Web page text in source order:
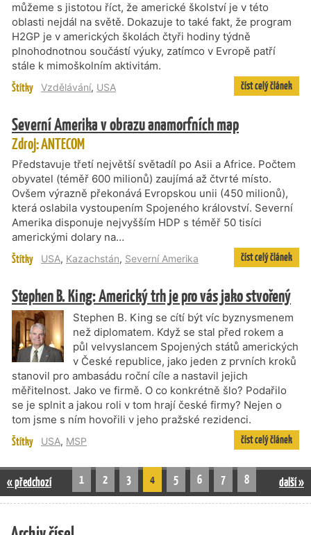
můžeme s jistotou říct, že americké školství je v této
oblasti nejdál na světě. Dokazuje to také fakt, že program
H2GP je v amerických školách čtyři hodiny týdně
plnohodnotnou součástí výuky, zatímco v Evropě patří
stále k mimoškolním aktivitám.
Štítky Vzdělávání, USA číst celý článek
Severní Amerika v obrazu anamorfních map
Zdroj: ANTECOM
Představuje třetí největší světadíl po Asii a Africe. Počtem
obyvatel (téměř 600 milionů) zaujímá až čtvrté místo.
Ovšem výrazně překonává Evropskou unii (450 milionů),
která oslabila vystoupením Spojeného království. Severní
Amerika disponuje nejvyšším HDP s téměř 50 tisíci
americkými dolary na…
Štítky USA, Kazachstán, Severní Amerika číst celý článek
Stephen B. King: Americký trh je pro vás jako stvořený
Stephen B. King se cítí být víc byznysmenem
než diplomatem. Když se stal před rokem a
půl velvyslancem Spojených států amerických
v České republice, jako jeden z prvních kroků
stanovil pro ambasádu roční cíle a nastavil jejich
měřitelnost. Jako ve firmě. O co konkrétně šlo? Podařilo
se je splnit a jakou roli v tom hrají české firmy? Nejen o
tom jsme s ním hovořili v jeho pražské rezidenci.
Štítky USA, MSP číst celý článek
« předchozí 1 2 3 4 5 6 7 8 další »